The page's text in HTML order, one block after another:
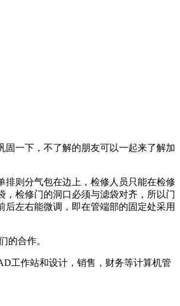
固一下，不了解的朋友可以一起来了解加
则分气包在边上，检修人员只能在检修
检修门的洞口必须与滤袋对齐，所以门
左右能微调，即在管端部的固定处采用
的合作。
工作站和设计，销售，财务等计算机管